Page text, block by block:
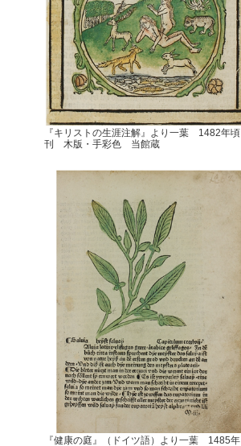
『キリストの生涯注解』より一葉 1482年頃
刊 木版・手彩色 当館蔵
『健康の庭』（ドイツ語）より一葉 1485年